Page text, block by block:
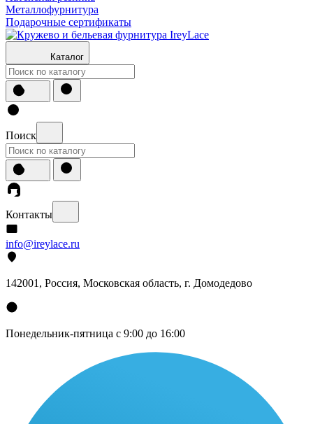
Металлофурнитура
Подарочные сертификаты
Каталог
Поиск
Контакты
info@ireylace.ru
142001 , Россия, Московская область, г. Домодедово
Понедельник-пятница с 9:00 до 16:00